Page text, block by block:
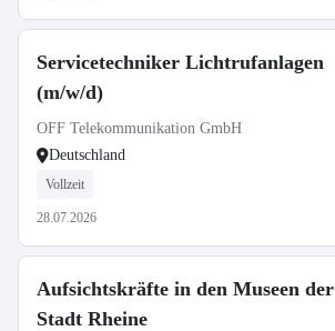
Servicetechniker Lichtrufanlagen
(m/w/d)
OFF Telekommunikation GmbH
Deutschland
Vollzeit
28.07.2026
Aufsichtskräfte in den Museen der
Stadt Rheine